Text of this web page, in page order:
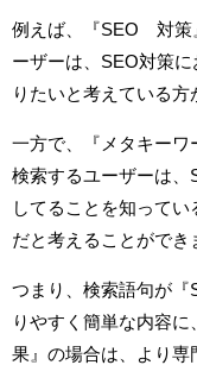
例えば、『SEO 対策
ーザーは、SEO対策
りたいと考えている方
一方で、『メタキー
検索するユーザーは、
してることを知って
だと考えることができ
つまり、検索語句が
りやすく簡単な内容
果』の場合は、より専